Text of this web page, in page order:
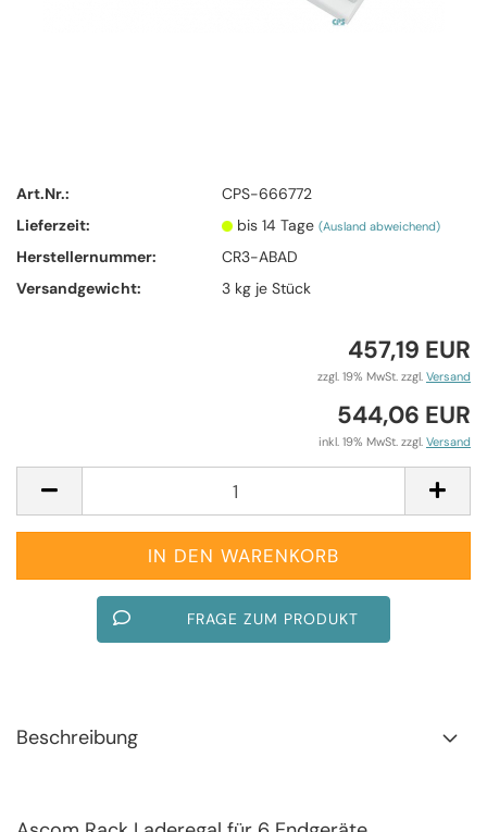
Art.Nr.:
CPS-666772
Lieferzeit:
bis 14 Tage(Ausland abweichend)
Herstellernummer:
CR3-ABAD
Versandgewicht:
3 kg je Stück
457,19 EUR
zzgl. 19% MwSt. zzgl. Versand
544,06 EUR
inkl. 19% MwSt. zzgl. Versand
FRAGE ZUM PRODUKT
Beschreibung